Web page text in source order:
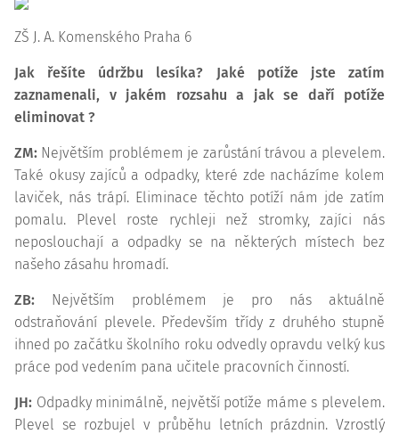
ZŠ J. A. Komenského Praha 6
Jak řešíte údržbu lesíka? Jaké potíže jste zatím
zaznamenali, v jakém rozsahu a jak se daří potíže
eliminovat ?
ZM: Největším problémem je zarůstání trávou a plevelem.
Také okusy zajíců a odpadky, které zde nacházíme kolem
laviček, nás trápí. Eliminace těchto potíží nám jde zatím
pomalu. Plevel roste rychleji než stromky, zajíci nás
neposlouchají a odpadky se na některých místech bez
našeho zásahu hromadí.
ZB: Největším problémem je pro nás aktuálně
odstraňování plevele. Především třídy z druhého stupně
ihned po začátku školního roku odvedly opravdu velký kus
práce pod vedením pana učitele pracovních činností.
JH: Odpadky minimálně, největší potíže máme s plevelem.
Plevel se rozbujel v průběhu letních prázdnin. Vzrostlý